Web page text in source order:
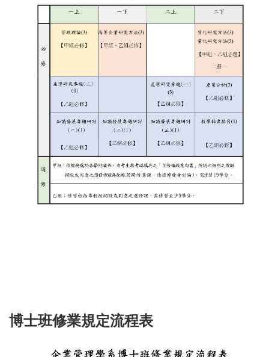
課程規劃詳細說明： 1. 甲組必修：管理理論、高等企業研究方法。
博士班修業規定流程表